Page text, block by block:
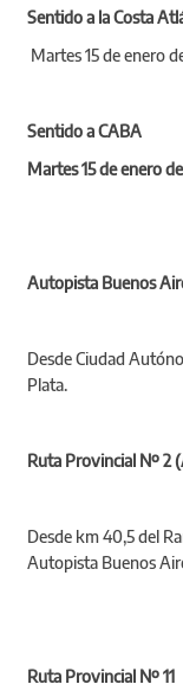
Sentido a la Costa
Martes 15 de enero
Sentido a CABA
Martes 15 de enero
Autopista Buenos
Desde Ciudad
Plata.
Ruta Provincial Nº 2
Desde km 40,5 del
Autopista Buenos
Ruta Provincial Nº 11